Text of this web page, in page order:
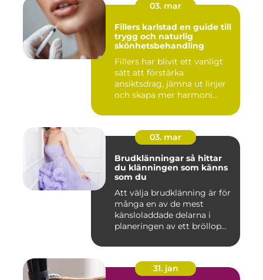
03. mar
Fillers karlstad en guide till
trygg och naturlig
skönhetsbehandling
Fillers har blivit ett vanligt
sätt att förstärka
ansiktsdrag, jämna ut linjer
och skapa mer harmoni...
03. mar
Brudklänningar så hittar
du klänningen som känns
som du
Att välja brudklänning är för
många en av de mest
känsloladdade delarna i
planeringen av ett bröllop...
31. jan